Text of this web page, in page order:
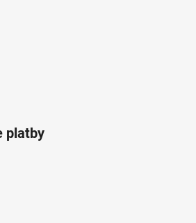
platby